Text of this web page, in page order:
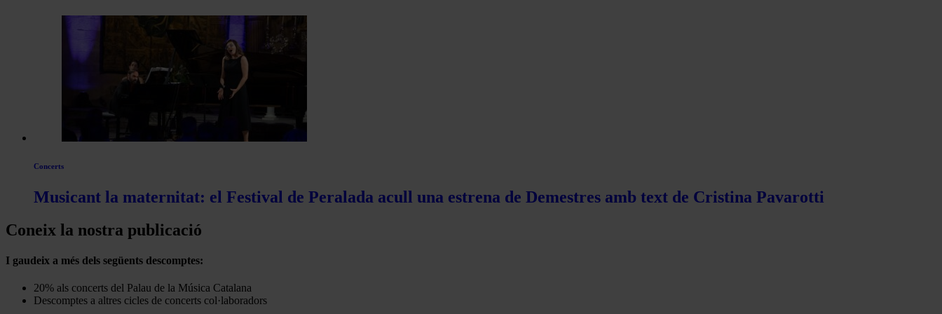
Concerts
Musicant la maternitat: el Festival de Peralada acull una estrena de Demestres amb text de Cristina Pavarotti
Coneix la nostra publicació
I gaudeix a més dels següents descomptes:
20% als concerts del Palau de la Música Catalana
Descomptes a altres cicles de concerts col·laboradors